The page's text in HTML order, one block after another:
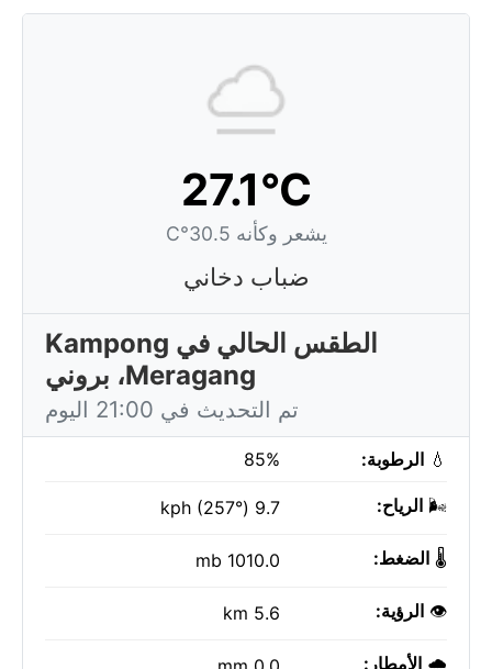
27.1°C
يشعر وكأنه 30.5°C
ضباب دخاني
الطقس الحالي في Kampong
Meragang، بروني
تم التحديث في 21:00 اليوم
💧 الرطوبة: 85%
🌬️ الرياح: 9.7 kph (257°)
🌡️ الضغط: 1010.0 mb
👁️ الرؤية: 5.6 km
🌧️ الأمطار: